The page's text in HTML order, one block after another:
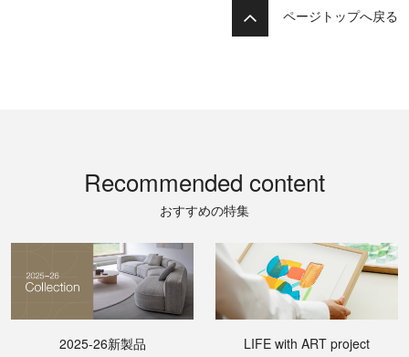
ページトップへ戻る
Recommended content
おすすめの特集
2025-26新製品 LIFE with ART project